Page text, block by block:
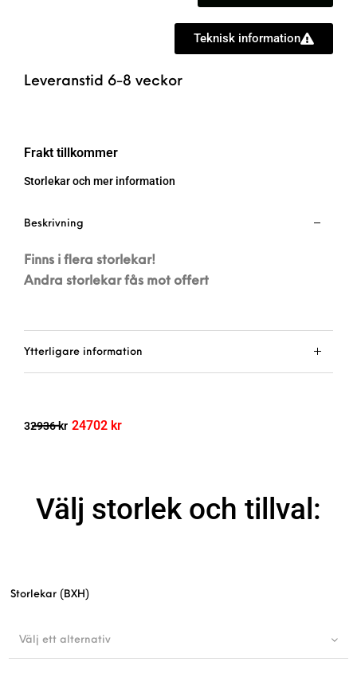
Teknisk information
Leveranstid 6-8 veckor
Frakt tillkommer
Storlekar och mer information
Beskrivning
Finns i flera storlekar!
Andra storlekar fås mot offert
Ytterligare information
32936kr 24702 kr
Välj storlek och tillval:
Storlekar (BXH)
Välj ett alternativ